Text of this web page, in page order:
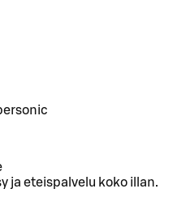
ja eteispalvelu koko illan.